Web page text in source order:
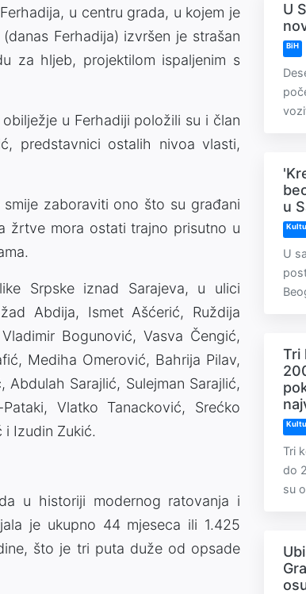
u centru grada, u kojem je
Ferhadija) izvršen je strašan
za hljeb, projektilom ispaljenim s
u Ferhadiji položili su i član
predstavnici ostalih nivoa vlasti,
zaboraviti ono što su građani
žrtve mora ostati trajno prisutno u
Srpske iznad Sarajeva, u ulici
Abdija, Ismet Ašćerić, Ruždija
Bogunović, Vasva Čengić,
Mediha Omerović, Bahrija Pilav,
Sarajlić, Sulejman Sarajlić,
Vlatko Tanacković, Srećko
i Izudin Zukić.
u historiji modernog ratovanja i
je ukupno 44 mjeseca ili 1.425
što je tri puta duže od opsade
U
BiH
u
U
Tri
Tri
do
su